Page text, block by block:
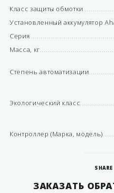
Класс защиты обмотки
Установленный аккумулятор
Серия
Масса, кг
Степень автоматизации
Экологический класс
Контроллер (Марка, модель)
SHARE
ЗАКАЗАТЬ